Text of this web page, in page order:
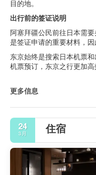
目的地。
出行前的签证说明
阿塞拜疆公民前往日本需
是签证申请的重要材料，因
东京始终是搜索日本机票
机票预订，东京之行更加高
更多信息
24
3月 住宿